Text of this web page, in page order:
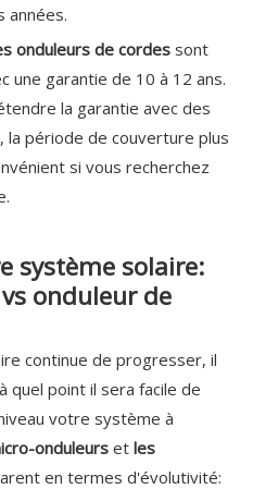
années.
onduleurs de cordes sont
une garantie de 10 à 12 ans.
la garantie avec des
la période de couverture plus
si vous recherchez
système solaire:
onduleur de
continue de progresser, il
quel point il sera facile de
votre système à
onduleurs et les
en termes d'évolutivité: